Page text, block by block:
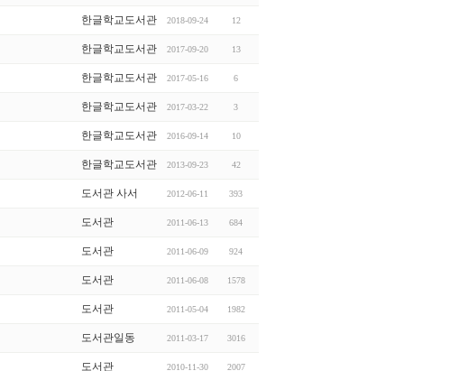
한글학교도서관 2018-09-24 12
한글학교도서관 2017-09-20 13
한글학교도서관 2017-05-16 6
한글학교도서관 2017-03-22 3
한글학교도서관 2016-09-14 10
한글학교도서관 2013-09-23 42
도서관 사서 2012-06-11 393
도서관 2011-06-13 684
도서관 2011-06-09 924
도서관 2011-06-08 1578
도서관 2011-05-04 1982
도서관일동 2011-03-17 3016
도서관 2010-11-30 2007